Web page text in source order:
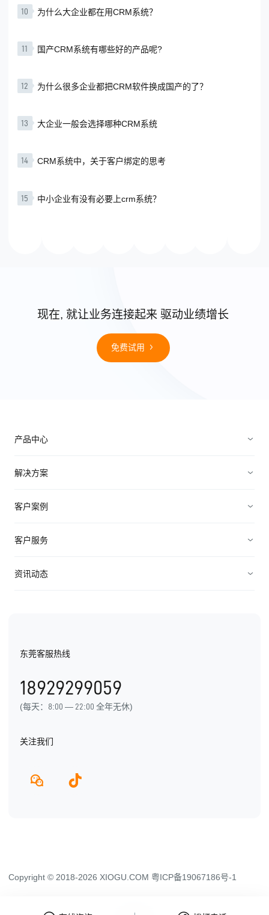
10 为什么大企业都在用CRM系统？
11 国产CRM系统有哪些好的产品呢?
12 为什么很多企业都把CRM软件换成国产的了？
13 大企业一般会选择哪种CRM系统
14 CRM系统中，关于客户绑定的思考
15 中小企业有没有必要上crm系统？
现在, 就让业务连接起来 驱动业绩增长
免费试用
产品中心
销售管理
解决方案
电子制造
客户案例
高科技
客户服务
资源中心
用户手册
资讯动态
发展历程
产品动态
东莞客服热线
18929299059
(每天：8:00 — 22:00 全年无休)
关注我们
Copyright © 2018-2026 XIOGU.COM 粤ICP备19067186号-1